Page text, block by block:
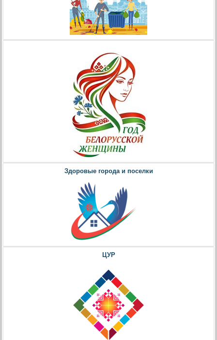
Здоровые города и поселки
ЦУР